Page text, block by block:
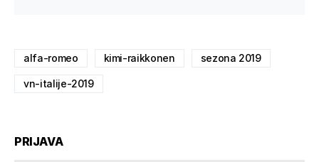
alfa-romeo kimi-raikkonen sezona 2019
vn-italije-2019
PRIJAVA